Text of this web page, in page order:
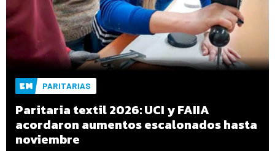
PARITARIAS
Paritaria textil 2026: UCI y FAIIA
acordaron aumentos escalonados hasta
noviembre